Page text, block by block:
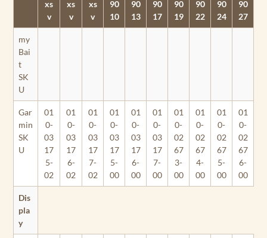
xs
v
xs
v
xs
v
90
10
90
13
90
17
90
19
90
22
90
24
90
27
my
Bai
t
SK
U
Gar
min
SK
U
01
0-
03
17
5-
02
01
0-
03
17
6-
02
01
0-
03
17
7-
02
01
0-
03
17
5-
00
01
0-
03
17
6-
00
01
0-
03
17
7-
00
01
0-
02
67
3-
00
01
0-
02
67
4-
00
01
0-
02
67
5-
00
01
0-
02
67
6-
00
Dis
pla
y